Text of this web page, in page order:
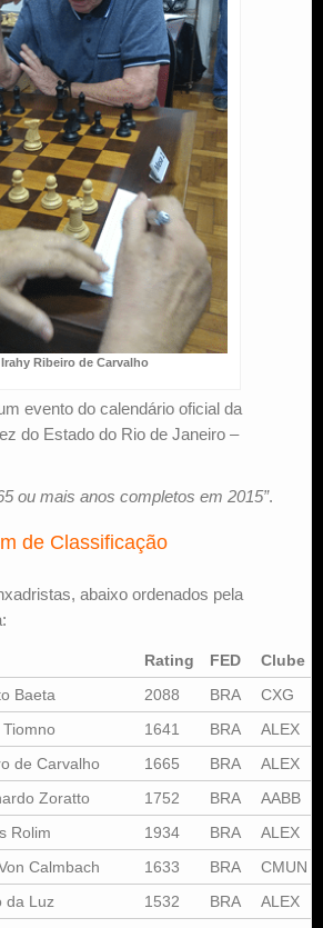
Irahy Ribeiro de Carvalho
evento do calendário oficial da
do Estado do Rio de Janeiro –
ou mais anos completos em 2015”.
de Classificação
abaixo ordenados pela
Rating FED
Clube
Baeta 2088 BRA
CXG
1641 BRA
ALEX
de Carvalho 1665 BRA
ALEX
Zoratto 1752 BRA
AABB
Rolim 1934 BRA
ALEX
Calmbach 1633 BRA
CMUN
da Luz 1532 BRA
ALEX